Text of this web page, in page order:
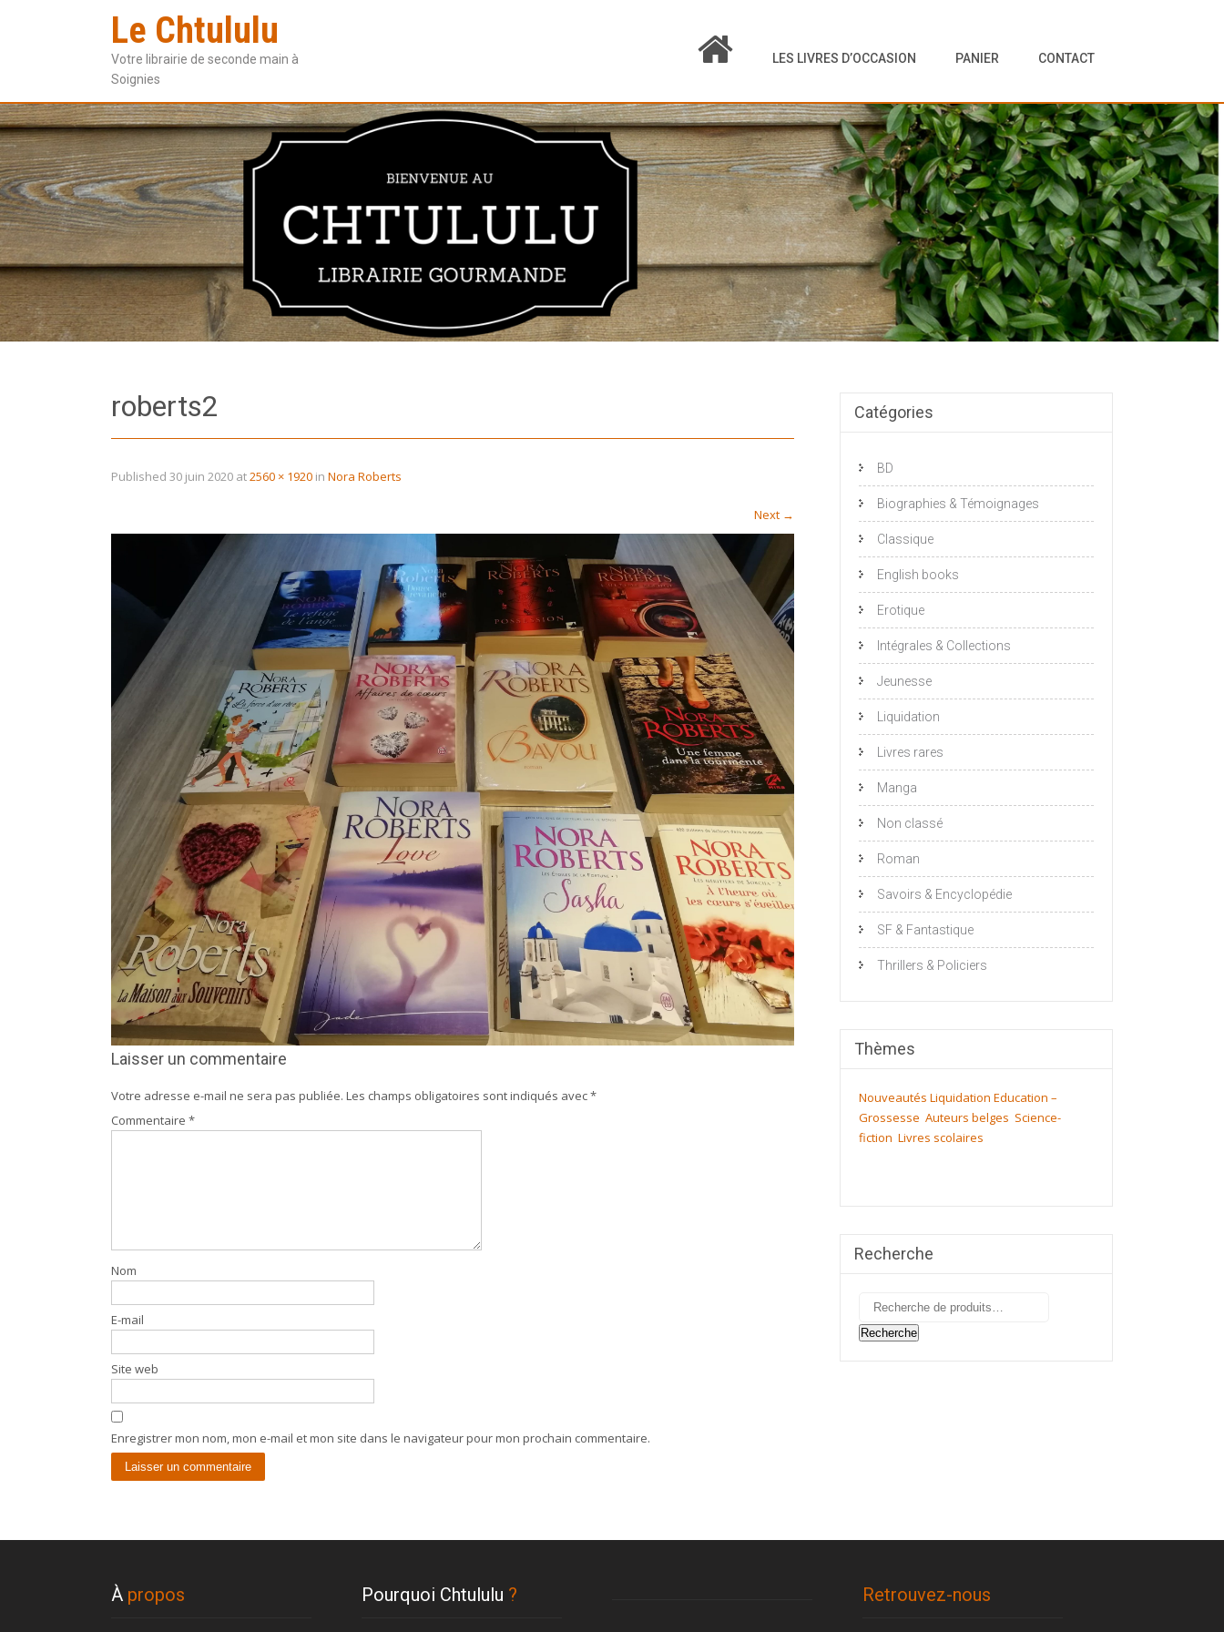
Le Chtululu
Votre librairie de seconde main à
Soignies
LES LIVRES D’OCCASION PANIER CONTACT
roberts2
Published 30 juin 2020 at2560 × 1920 in Nora Roberts
Next →
Laisser un commentaire
Votre adresse e-mail ne sera pas publiée. Les champs obligatoires sont indiqués avec*
Commentaire *
Nom
E-mail
Site web
Enregistrer mon nom, mon e-mail et mon site dans le navigateur pour mon prochain commentaire.
Catégories
BD
Biographies & Témoignages
Classique
English books
Erotique
Intégrales & Collections
Jeunesse
Liquidation
Livres rares
Manga
Non classé
Roman
Savoirs & Encyclopédie
SF & Fantastique
Thrillers & Policiers
Thèmes
Nouveautés Liquidation Education –
Grossesse Auteurs belges Science-
fiction Livres scolaires
Recherche
Recherche
pour :
Recherche
À propos Pourquoi Chtululu ? Retrouvez-nous